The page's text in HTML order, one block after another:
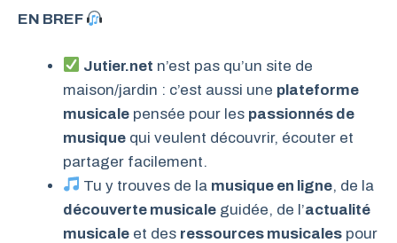
EN BREF
Jutier.net n’est pas qu’un site de
maison/jardin : c’est aussi une plateforme
musicale pensée pour les passionnés de
musique qui veulent découvrir, écouter et
partager facilement.
Tu y trouves de la musique en ligne, de la
découverte musicale guidée, de l’actualité
musicale et des ressources musicales pour